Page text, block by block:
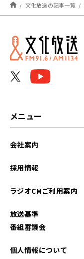
文化放送の記事一覧
メニュー
会社案内
採用情報
ラジオCMご利用案内
放送基準
番組審議会
個人情報について